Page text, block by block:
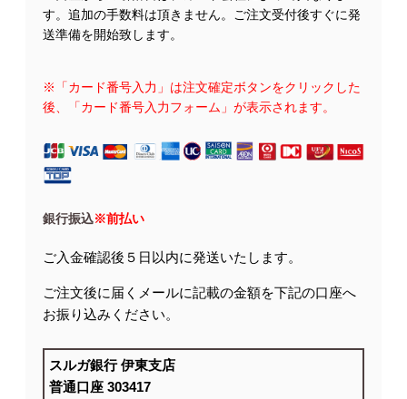
す。追加の手数料は頂きません。ご注文受付後すぐに発
送準備を開始致します。
※「カード番号入力」は注文確定ボタンをクリックした
後、「カード番号入力フォーム」が表示されます。
銀行振込※前払い
ご入金確認後５日以内に発送いたします。
ご注文後に届くメールに記載の金額を下記の口座へ
お振り込みください。
スルガ銀行 伊東支店
普通口座 303417